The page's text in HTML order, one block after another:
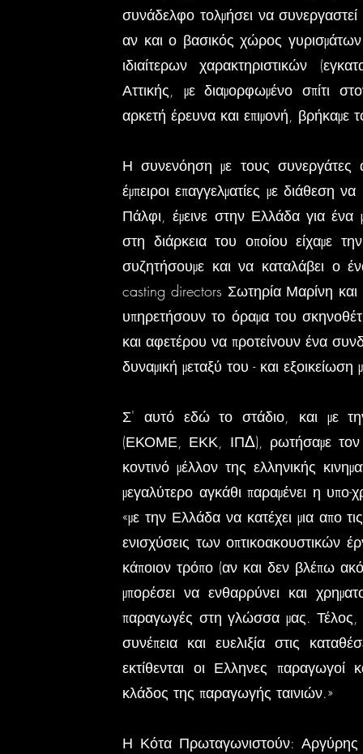
συνάδελφο τολμήσει να συνεργαστεί
αν και ο βασικός χώρος
ιδιαίτερων χαρακτηριστικών
Αττικής, με διαμορφωμένο σπίτι
αρκετή έρευνα και επιμονή,
Η συνενόηση με τους συνεργάτες
έμπειροι επαγγελματίες με διάθεση
Πάλφι, έμεινε στην Ελλάδα για
στη διάρκεια του οποίου είχαμε
συζητήσουμε και να καταλάβει ο
casting directors Σωτηρία Μαρίνη
υπηρετήσουν το όραμα του
και αφετέρου να προτείνουν ένα
δυναμική μεταξύ του - και εξοικείωση
Σ' αυτό εδώ το στάδιο, και με
(ΕΚΟΜΕ, ΕΚΚ, ΙΠΔ), ρωτήσαμε τον
κοντινό μέλλον της ελληνικής
μεγαλύτερο αγκάθι παραμένει η
«με την Ελλάδα να κατέχει μια απο
ενισχύσεις των οπτικοακουστικών
κάποιον τρόπο (αν και δεν βλέπω
μπορέσει να ενθαρρύνει και
παραγωγές στη γλώσσα μας. Τέλος,
συνέπεια και ευελιξία στις
εκτίθενται οι Ελληνες παραγωγοί
κλάδος της παραγωγής ταινιών.»
Η Κότα Πρωταγωνιστούν: Αργύρης